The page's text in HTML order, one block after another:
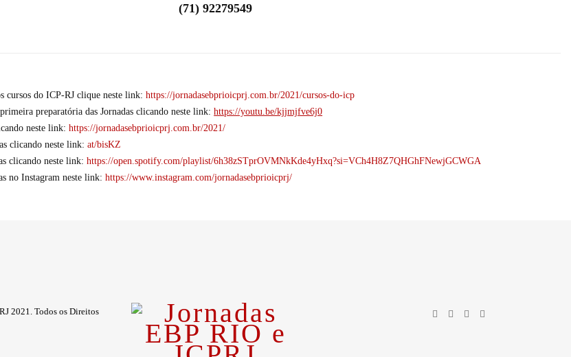
(71) 92279549
cursos do ICP-RJ clique neste link:https://jornadasebprioicprj.com.br/2021/cursos-do-icp
preparatória das Jornadas clicando neste link:https://youtu.be/kjjmjfve6j0
neste link:https://jornadasebprioicprj.com.br/2021/
clicando neste link:at/bisKZ
clicando neste link:https://open.spotify.com/playlist/6h38zSTprOVMNkKde4yHxq?si=VCh4H8Z7QHGhFNewjGCWGA
no Instagram neste link:https://www.instagram.com/jornadasebprioicprj/
2021. Todos os Direitos